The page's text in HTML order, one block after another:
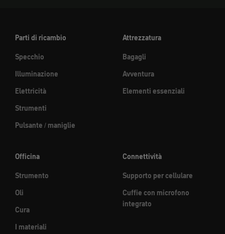
Parti di ricambio
Specchio
Illuminazione
Elettricità
Strumenti
Pulsante / maniglie
Attrezzatura
Bagagli
Avventura
Elementi essenziali
Officina
Strumento
Oli
Cura
I materiali
Connettività
Supporto per cellulare
Cuffie con microfono
integrato